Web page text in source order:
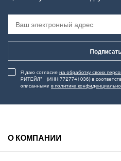
Я даю согласие на обработку своих
РИТЕЙЛ" (ИНН 7727741036) в
описанными в политике
О КОМПАНИИ